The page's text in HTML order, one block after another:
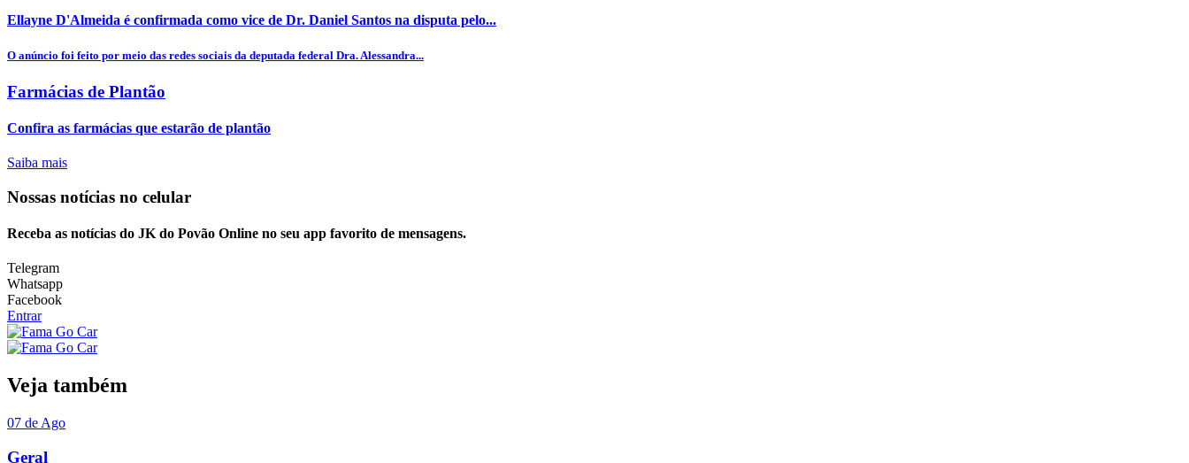
Ellayne D'Almeida é confirmada como vice de Dr. Daniel Santos na disputa pelo...
O anúncio foi feito por meio das redes sociais da deputada federal Dra. Alessandra...
Farmácias de Plantão
Confira as farmácias que estarão de plantão
Saiba mais
Nossas notícias no celular
Receba as notícias do JK do Povão Online no seu app favorito de mensagens.
Telegram
Whatsapp
Facebook
Entrar
Veja também
07 de Ago
Geral